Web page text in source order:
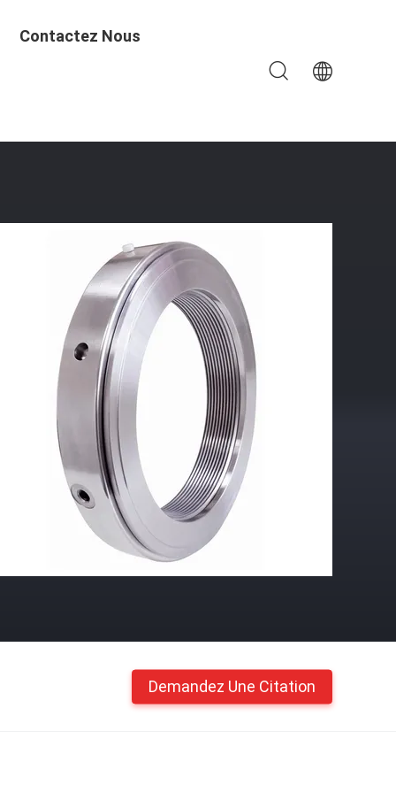
Contactez Nous
Demandez Une Citation